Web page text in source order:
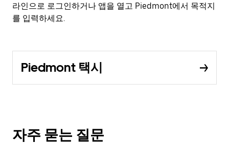
라인으로 로그인하거나 앱을 열고 Piedmont에서 목적지
를 입력하세요.
Piedmont 택시
자주 묻는 질문